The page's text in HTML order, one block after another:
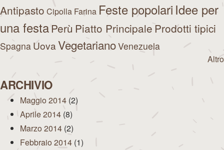
Antipasto Cipolla Farina Feste popolari Idee per
una festa Perù Piatto Principale Prodotti tipici
Spagna UovaVegetarianoVenezuela
Altro
ARCHIVIO
Maggio 2014 (2)
Aprile 2014 (8)
Marzo 2014 (2)
Febbraio 2014 (1)